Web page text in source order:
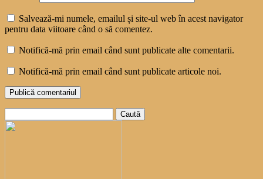
Salvează-mi numele, emailul și site-ul web în acest navigator
pentru data viitoare când o să comentez.
Notifică-mă prin email când sunt publicate alte comentarii.
Notifică-mă prin email când sunt publicate articole noi.
după: